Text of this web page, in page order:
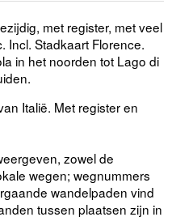
met register, met veel
Incl. Stadkaart Florence.
in het noorden tot Lago di
Italië. Met register en
zowel de
wegen; wegnummers
wandelpaden vind
tussen plaatsen zijn in